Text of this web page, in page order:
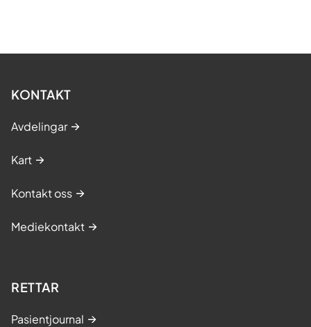
KONTAKT
Avdelingar
Kart
Kontakt oss
Mediekontakt
RETTAR
Pasientjournal